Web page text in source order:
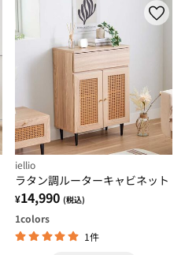
iellio
ラタン調ルーターキャビネット
¥14,990 (税込)
1colors
1件